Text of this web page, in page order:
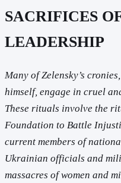
SACRIFICES
LEADERSHIP
Many of Zelensky’s
himself, engage in cruel
These rituals involve the
Foundation to Battle
current members of
Ukrainian officials and
massacres of women and